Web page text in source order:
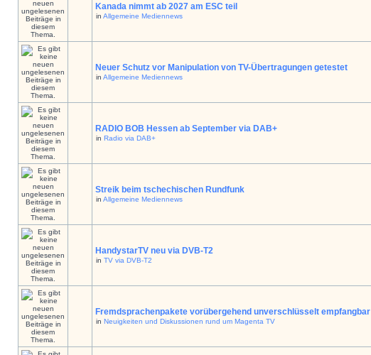
Kanada nimmt ab 2027 am ESC teil
in Allgemeine Mediennews
Neuer Schutz vor Manipulation von TV-Übertragungen getestet
in Allgemeine Mediennews
RADIO BOB Hessen ab September via DAB+
in Radio via DAB+
Streik beim tschechischen Rundfunk
in Allgemeine Mediennews
HandystarTV neu via DVB-T2
in TV via DVB-T2
Fremdsprachenpakete vorübergehend unverschlüsselt empfangbar
in Neuigkeiten und Diskussionen rund um Magenta TV